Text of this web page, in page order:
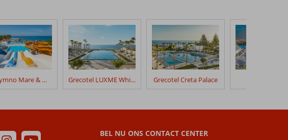
Rethymno Mare & Waterpark Grecotel LUXME White Grecotel Creta Palace
BEL NU ONS CONTACT CENTER